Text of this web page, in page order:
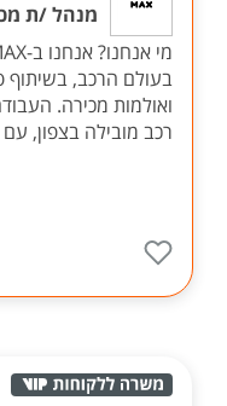
מנהל /ת
בעולם הרכב, בשיתוף
ואולמות מכירה.
רכב מובילה בצפון,